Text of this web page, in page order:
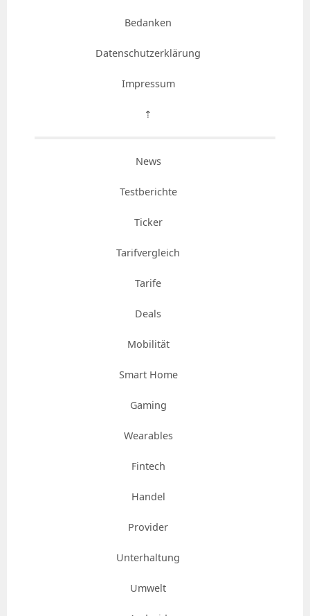
Bedanken
Datenschutzerklärung
Impressum
⇡
News
Testberichte
Ticker
Tarifvergleich
Tarife
Deals
Mobilität
Smart Home
Gaming
Wearables
Fintech
Handel
Provider
Unterhaltung
Umwelt